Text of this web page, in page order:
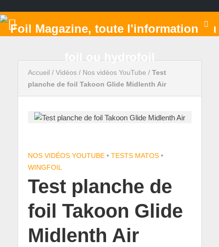
Accueil / Vidéos/ Nos vidéos YouTube / Test
planche de foil Takoon Glide Midlenth Air
NOS VIDÉOS YOUTUBE • TESTS MATOS •
WINGFOIL
Test planche de
foil Takoon Glide
Midlenth Air